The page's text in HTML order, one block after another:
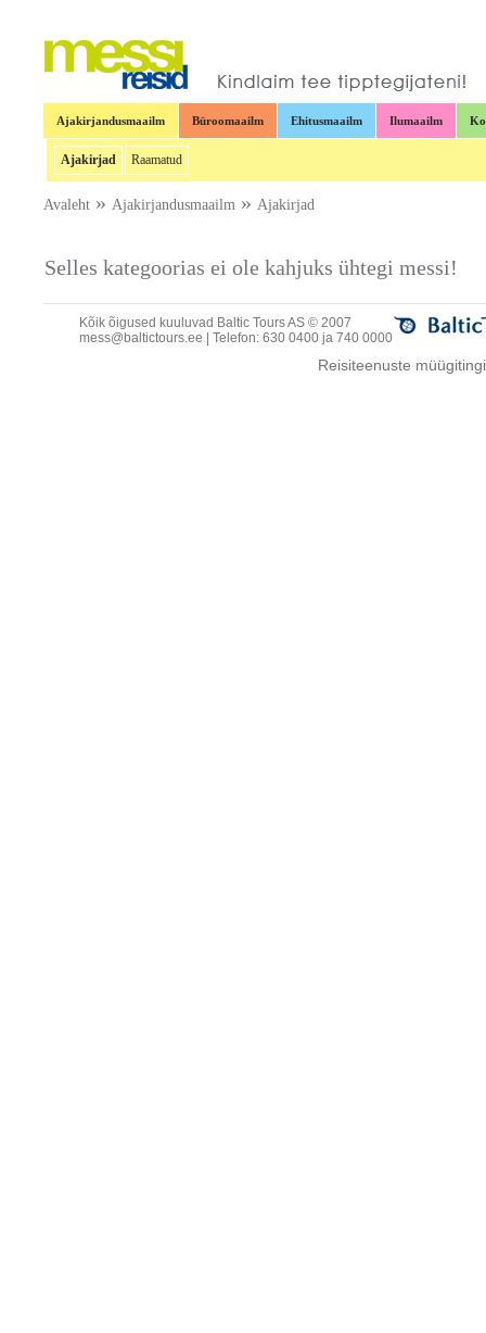
Ajakirjandusmaailm Büroomaailm Ehitusmaailm Ilumaailm
Ajakirjad Raamatud
Avaleht » Ajakirjandusmaailm » Ajakirjad
Selles kategoorias ei ole kahjuks ühtegi messi!
Kõik õigused kuuluvad Baltic Tours AS © 2007
mess@baltictours.ee | Telefon: 630 0400 ja 740 0000
Reisiteenuste